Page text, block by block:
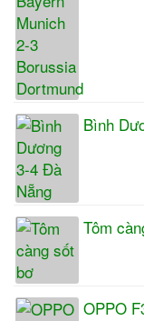
Bình
Tôm
OPPO